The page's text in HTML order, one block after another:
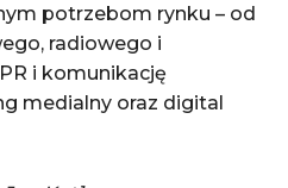
potrzebom rynku – od
radiowego i
i komunikację
medialny oraz digital